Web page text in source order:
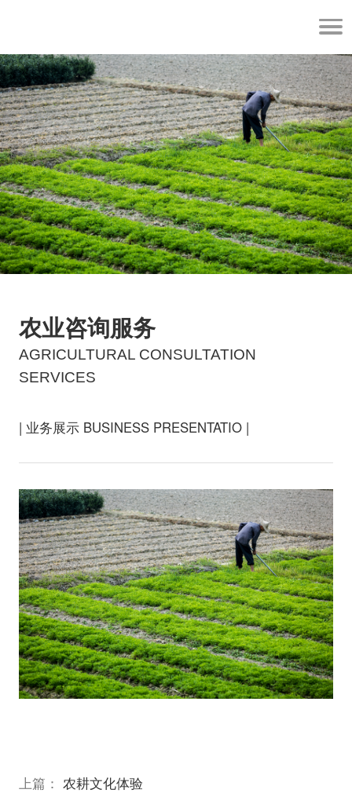
农业咨询服务
AGRICULTURAL CONSULTATION
SERVICES
| 业务展示 BUSINESS PRESENTATIO |
上篇： 农耕文化体验